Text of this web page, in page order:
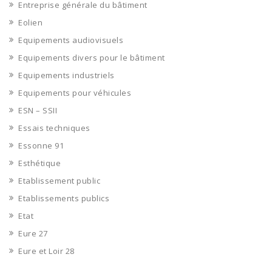
Entreprise générale du bâtiment
Eolien
Equipements audiovisuels
Equipements divers pour le bâtiment
Equipements industriels
Equipements pour véhicules
ESN – SSII
Essais techniques
Essonne 91
Esthétique
Etablissement public
Etablissements publics
Etat
Eure 27
Eure et Loir 28